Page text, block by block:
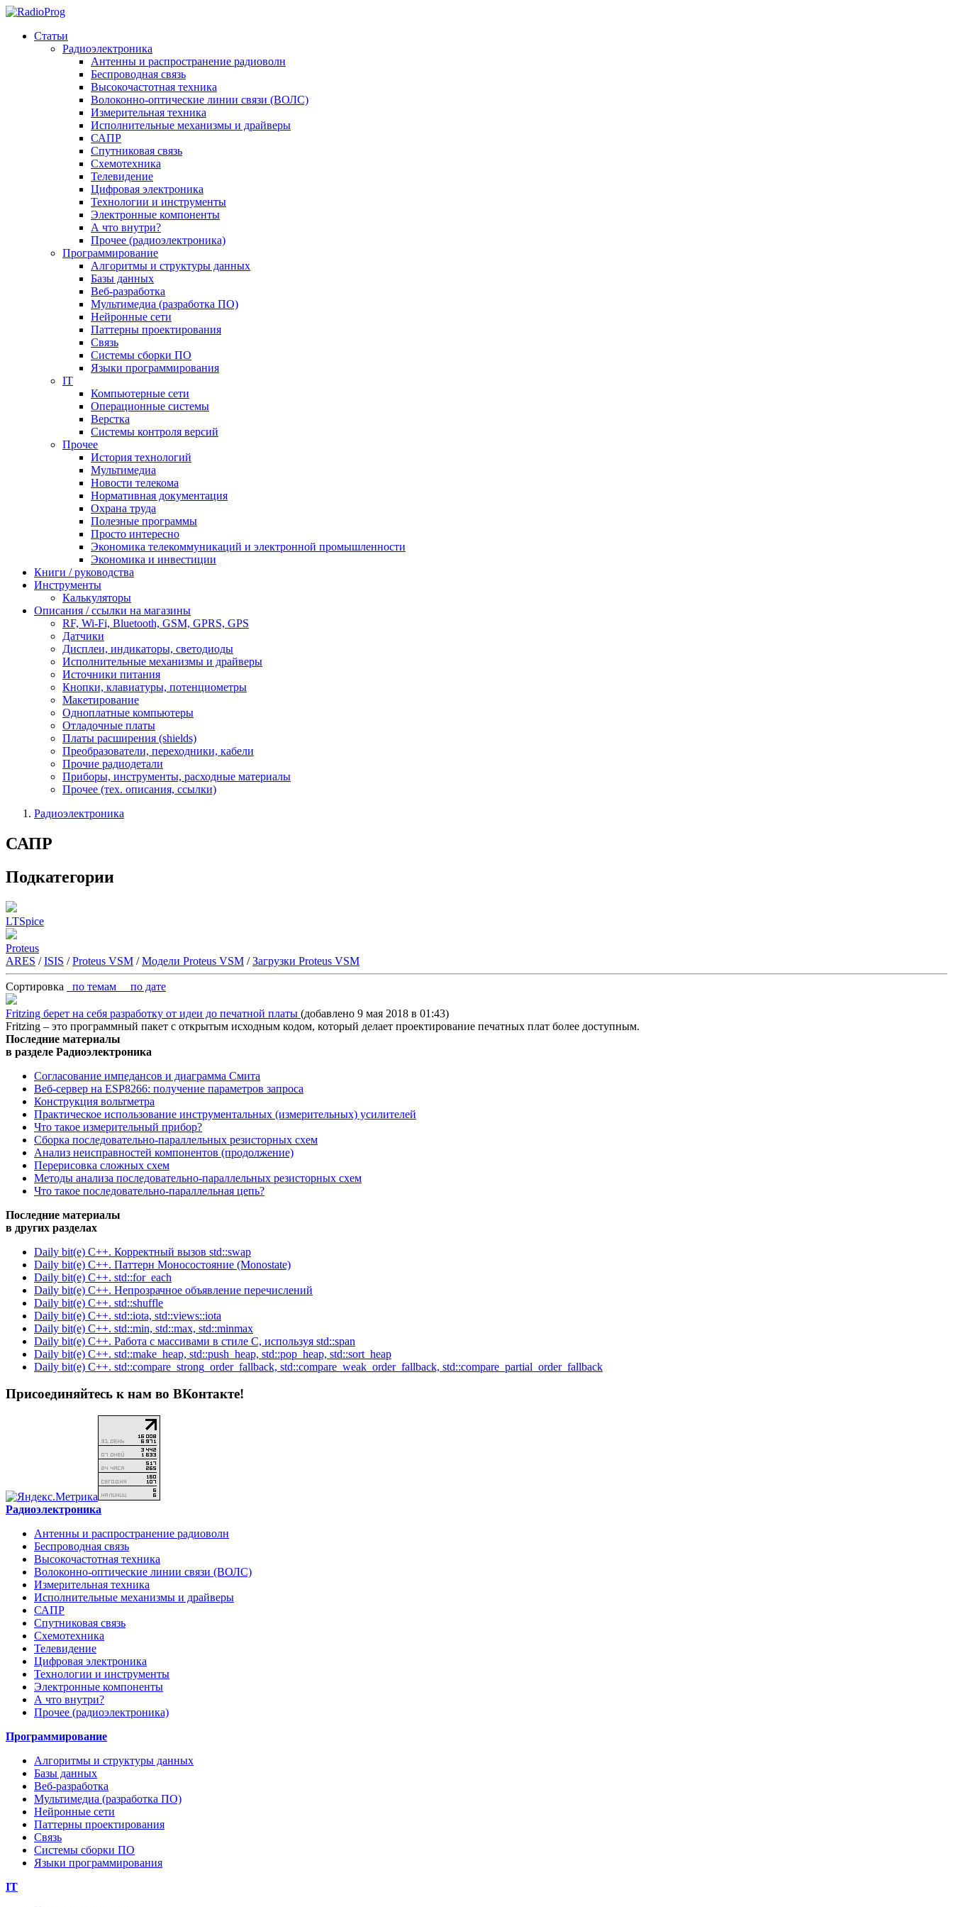
Статьи
Радиоэлектроника
Антенны и распространение радиоволн
Беспроводная связь
Высокочастотная техника
Волоконно-оптические линии связи (ВОЛС)
Измерительная техника
Исполнительные механизмы и драйверы
САПР
Спутниковая связь
Схемотехника
Телевидение
Цифровая электроника
Технологии и инструменты
Электронные компоненты
А что внутри?
Прочее (радиоэлектроника)
Программирование
Алгоритмы и структуры данных
Базы данных
Веб-разработка
Мультимедиа (разработка ПО)
Нейронные сети
Паттерны проектирования
Связь
Системы сборки ПО
Языки программирования
IT
Компьютерные сети
Операционные системы
Верстка
Системы контроля версий
Прочее
История технологий
Мультимедиа
Новости телекома
Нормативная документация
Охрана труда
Полезные программы
Просто интересно
Экономика телекоммуникаций и электронной промышленности
Экономика и инвестиции
Книги / руководства
Инструменты
Калькуляторы
Описания / ссылки на магазины
RF, Wi-Fi, Bluetooth, GSM, GPRS, GPS
Датчики
Дисплеи, индикаторы, светодиоды
Исполнительные механизмы и драйверы
Источники питания
Кнопки, клавиатуры, потенциометры
Макетирование
Одноплатные компьютеры
Отладочные платы
Платы расширения (shields)
Преобразователи, переходники, кабели
Прочие радиодетали
Приборы, инструменты, расходные материалы
Прочее (тех. описания, ссылки)
Радиоэлектроника
САПР
Подкатегории
LTSpice
Proteus
ARES /ISIS /Proteus VSM /Модели Proteus VSM /Загрузки Proteus VSM
Сортировка по темам по дате
Fritzing берет на себя разработку от идеи до печатной платы (добавлено 9 мая 2018 в 01:43)
Fritzing – это программный пакет с открытым исходным кодом, который делает проектирование печатных плат более доступным.
Последние материалы
в разделе Радиоэлектроника
Согласование импедансов и диаграмма Смита
Веб-сервер на ESP8266: получение параметров запроса
Конструкция вольтметра
Практическое использование инструментальных (измерительных) усилителей
Что такое измерительный прибор?
Сборка последовательно-параллельных резисторных схем
Анализ неисправностей компонентов (продолжение)
Перерисовка сложных схем
Методы анализа последовательно-параллельных резисторных схем
Что такое последовательно-параллельная цепь?
Последние материалы
в других разделах
Daily bit(e) C++. Корректный вызов std::swap
Daily bit(e) C++. Паттерн Моносостояние (Monostate)
Daily bit(e) C++. std::for_each
Daily bit(e) C++. Непрозрачное объявление перечислений
Daily bit(e) C++. std::shuffle
Daily bit(e) C++. std::iota, std::views::iota
Daily bit(e) C++. std::min, std::max, std::minmax
Daily bit(e) C++. Работа с массивами в стиле C, используя std::span
Daily bit(e) C++. std::make_heap, std::push_heap, std::pop_heap, std::sort_heap
Daily bit(e) C++. std::compare_strong_order_fallback, std::compare_weak_order_fallback, std::compare_partial_order_fallback
Присоединяйтесь к нам во ВКонтакте!
Радиоэлектроника
Антенны и распространение радиоволн
Беспроводная связь
Высокочастотная техника
Волоконно-оптические линии связи (ВОЛС)
Измерительная техника
Исполнительные механизмы и драйверы
САПР
Спутниковая связь
Схемотехника
Телевидение
Цифровая электроника
Технологии и инструменты
Электронные компоненты
А что внутри?
Прочее (радиоэлектроника)
Программирование
Алгоритмы и структуры данных
Базы данных
Веб-разработка
Мультимедиа (разработка ПО)
Нейронные сети
Паттерны проектирования
Связь
Системы сборки ПО
Языки программирования
IT